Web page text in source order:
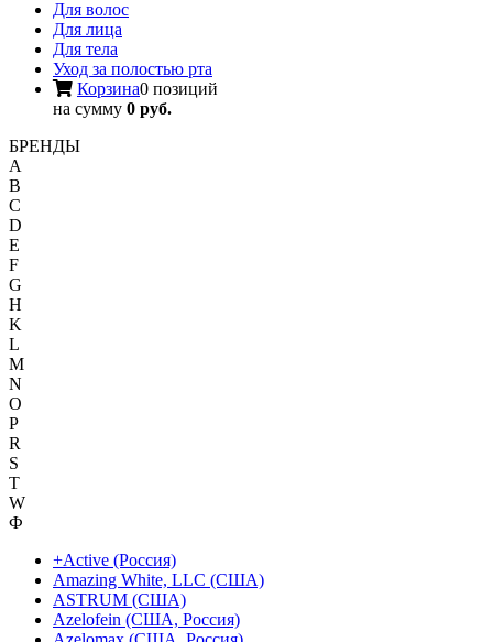
Для волос
Для лица
Для тела
Уход за полостью рта
Корзина0 позиций
на сумму 0 руб.
БРЕНДЫ
A
B
C
D
E
F
G
H
K
L
M
N
O
P
R
S
T
W
Ф
+Active (Россия)
Amazing White, LLC (США)
ASTRUM (США)
Azelofein (США, Россия)